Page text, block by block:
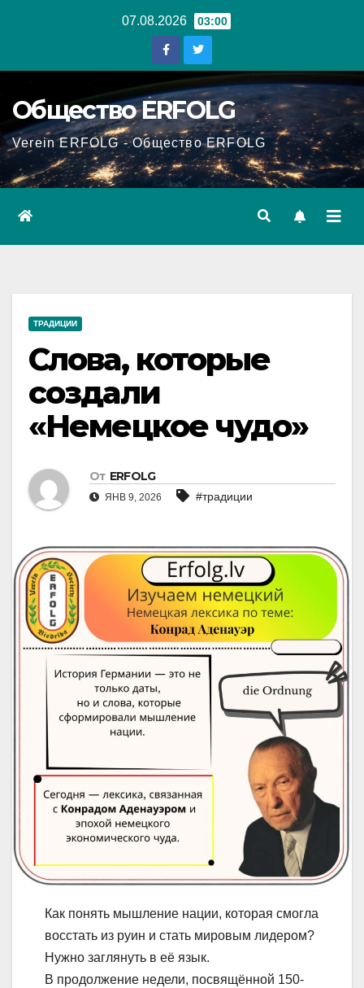
07.08.2026 03:00
Общество ERFOLG
Verein ERFOLG - Общество ERFOLG
ТРАДИЦИИ
Слова, которые
создали
«Немецкое чудо»
От ERFOLG
ЯНВ 9, 2026 #традиции
Как понять мышление нации, которая смогла
восстать из руин и стать мировым лидером?
Нужно заглянуть в её язык.
В продолжение недели, посвящённой 150-